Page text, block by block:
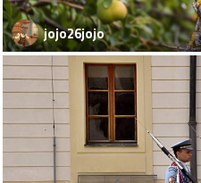
jojo26jojo